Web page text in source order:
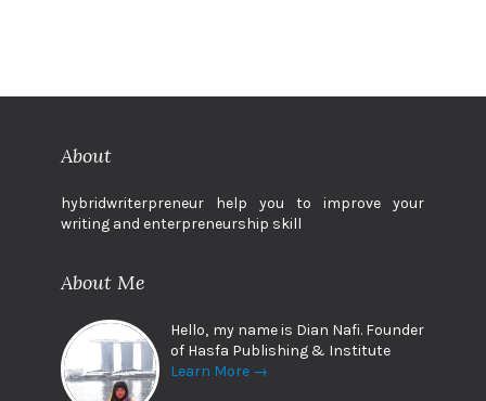
About
hybridwriterpreneur help you to improve your
writing and enterpreneurship skill
About Me
Hello, my name is Dian Nafi. Founder
of Hasfa Publishing & Institute
Learn More →